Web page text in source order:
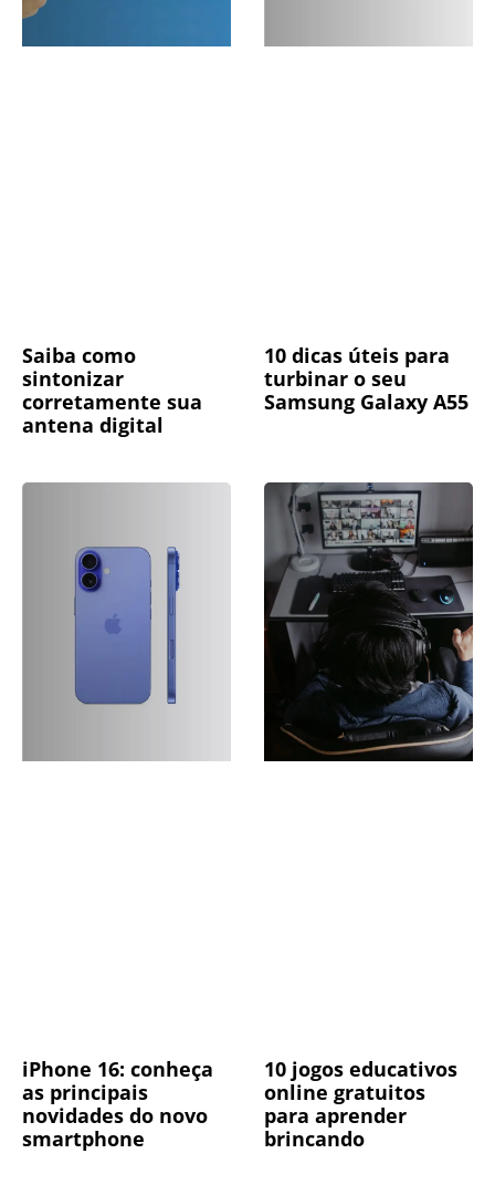
Saiba como
sintonizar
corretamente sua
antena digital
10 dicas úteis para
turbinar o seu
Samsung Galaxy A55
iPhone 16: conheça
as principais
novidades do novo
smartphone
10 jogos educativos
online gratuitos
para aprender
brincando